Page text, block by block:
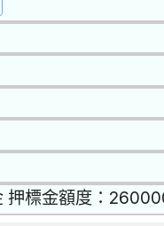
押標金額度：